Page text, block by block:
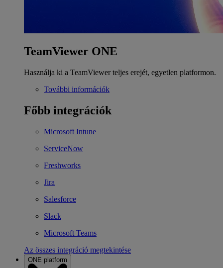
TeamViewer ONE
Használja ki a TeamViewer teljes erejét, egyetlen platformon.
További információk
Főbb integrációk
Microsoft Intune
ServiceNow
Freshworks
Jira
Salesforce
Slack
Microsoft Teams
Az összes integráció megtekintése
ONE platform